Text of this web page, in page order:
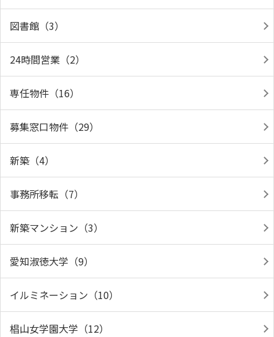
図書館（3）
24時間営業（2）
専任物件（16）
募集窓口物件（29）
新築（4）
事務所移転（7）
新築マンション（3）
愛知淑徳大学（9）
イルミネーション（10）
椙山女学園大学（12）